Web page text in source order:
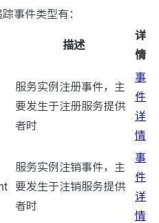
事件类型有：
描述
详
情
服务实例注册事件，主
要发生于注册服务提供
者时
事
件
详
情
服务实例注销事件，主
要发生于注销服务提供
者时
事
件
详
情